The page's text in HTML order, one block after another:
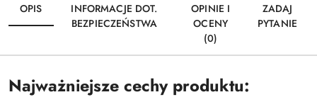
OPIS
INFORMACJE DOT.
BEZPIECZEŃSTWA
OPINIE I
OCENY
(0)
ZADAJ
PYTANIE
Najważniejsze cechy produktu: